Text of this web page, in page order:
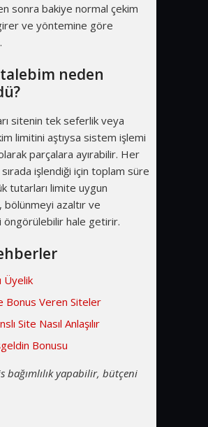
sonra bakiye normal çekim
ve yöntemine göre
neden
sitenin tek seferlik veya
limitini aştıysa sistem işlemi
parçalara ayırabilir. Her
sırada işlendiği için toplam süre
tutarları limite uygun
bölünmeyi azaltır ve
öngörülebilir hale getirir.
Üyelik
Bonus Veren Siteler
Site Nasıl Anlaşılır
Bonusu
bağımlılık yapabilir, bütçeni